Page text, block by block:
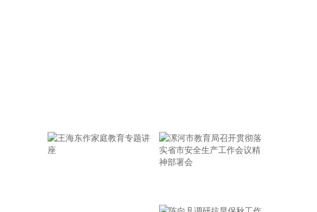
硬仗。
实省市安全生产工作会议